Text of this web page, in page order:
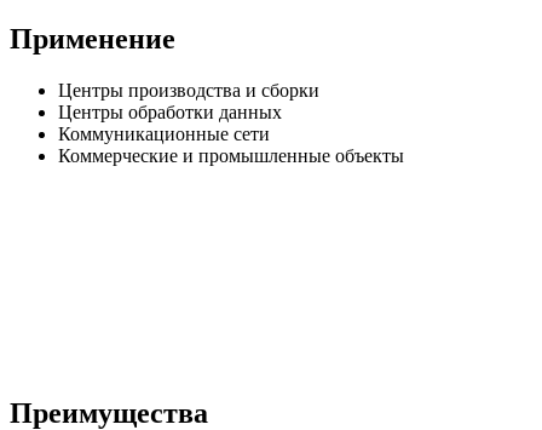
Применение
Центры производства и сборки
Центры обработки данных
Коммуникационные сети
Коммерческие и промышленные объекты
Преимущества